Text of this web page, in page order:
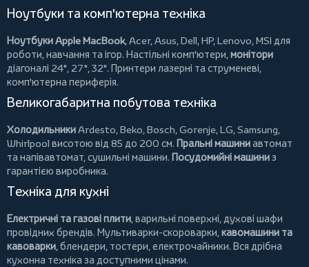
Ноутбуки та комп'ютерна техніка
Ноутбуки Apple MacBook, Acer, Asus, Dell, HP, Lenovo, MSI для
роботи, навчання та ігор. Настільні комп'ютери, монітори
діагоналі 24", 27", 32". Принтери лазерні та струменеві,
комп'ютерна периферія.
Великогабаритна побутова техніка
ХолодильникиArdesto, Beko, Bosch, Gorenje, LG, Samsung,
Whirlpool висотою від 85 до 200 см. Пральні машиниавтомат
та напівавтомат, сушильні машини. Посудомийні машиниз
гарантією виробника.
Техніка для кухні
Електричні та газові плити, варильні поверхні, духові шафи
провідних брендів. Мультиварки-скороварки, кавомашини та
кавоварки, блендери, тостери, електрочайники. Вся дрібна
кухонна техніка за доступними цінами.